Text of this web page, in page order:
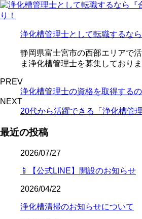
浄化槽管理士として転職するな
静岡県富士宮市の西部エリアで
ま浄化槽管理士を募集しており
PREV
浄化槽管理士の資格を取得する
NEXT
20代から活躍できる「浄化槽管
最近の投稿
2026/07/27
📱【公式LINE】開設のお知らせ
2026/04/22
浄化槽清掃のお知らせについて